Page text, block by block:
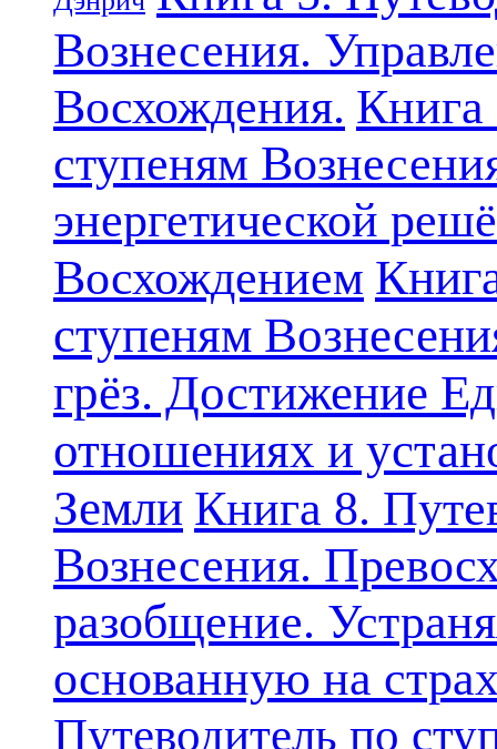
Вознесения.
Восхождения. Книга
ступеням
энергетической
Восхождением
ступеням
грёз. Достижение
отношениях и
Земли Книга 8.
Вознесения.
разобщение.
основанную на
Путеводитель по